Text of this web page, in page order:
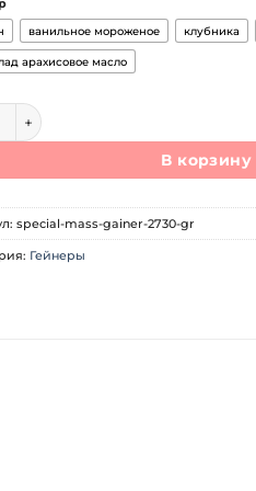
ванильное мороженое клубника
арахисовое масло
товара Maxler Special
В корзину
special-mass-gainer-2730-gr
Гейнеры